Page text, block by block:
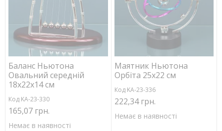
Баланс Ньютона
Овальний середній
18х22х14 см
Код KA-23-330
165,07 грн.
Немає в наявності
Маятник Ньютона
Орбіта 25х22 см
Код KA-23-336
222,34 грн.
Немає в наявності